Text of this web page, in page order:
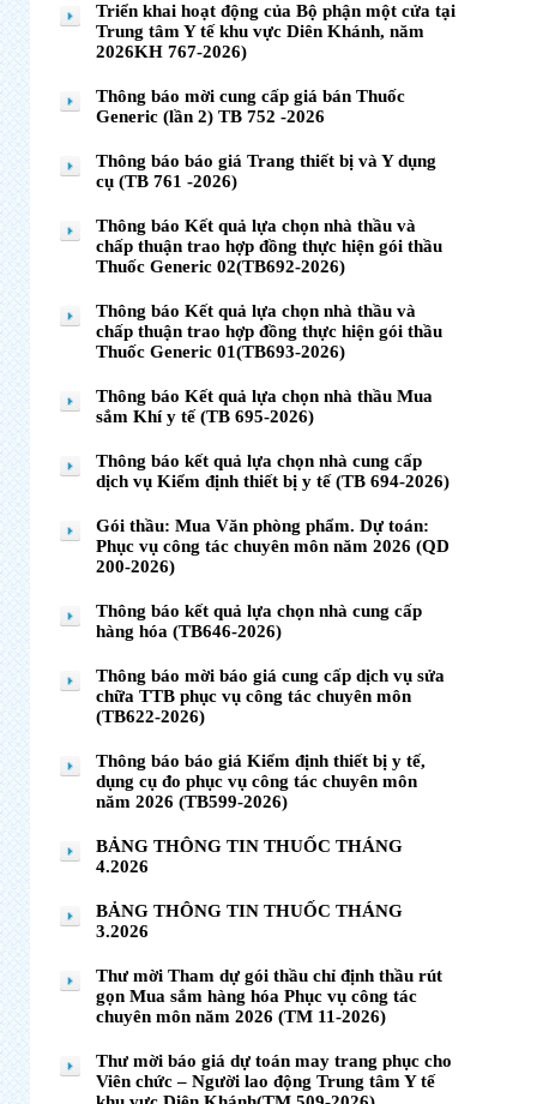
Triển khai hoạt động của Bộ phận một cửa tại
Trung tâm Y tế khu vực Diên Khánh, năm
2026KH 767-2026)
Thông báo mời cung cấp giá bán Thuốc
Generic (lần 2) TB 752 -2026
Thông báo báo giá Trang thiết bị và Y dụng
cụ (TB 761 -2026)
Thông báo Kết quả lựa chọn nhà thầu và
chấp thuận trao hợp đồng thực hiện gói thầu
Thuốc Generic 02(TB692-2026)
Thông báo Kết quả lựa chọn nhà thầu và
chấp thuận trao hợp đồng thực hiện gói thầu
Thuốc Generic 01(TB693-2026)
Thông báo Kết quả lựa chọn nhà thầu Mua
sắm Khí y tế (TB 695-2026)
Thông báo kết quả lựa chọn nhà cung cấp
dịch vụ Kiểm định thiết bị y tế (TB 694-2026)
Gói thầu: Mua Văn phòng phẩm. Dự toán:
Phục vụ công tác chuyên môn năm 2026 (QD
200-2026)
Thông báo kết quả lựa chọn nhà cung cấp
hàng hóa (TB646-2026)
Thông báo mời báo giá cung cấp dịch vụ sửa
chữa TTB phục vụ công tác chuyên môn
(TB622-2026)
Thông báo báo giá Kiểm định thiết bị y tế,
dụng cụ đo phục vụ công tác chuyên môn
năm 2026 (TB599-2026)
BẢNG THÔNG TIN THUỐC THÁNG
4.2026
BẢNG THÔNG TIN THUỐC THÁNG
3.2026
Thư mời Tham dự gói thầu chỉ định thầu rút
gọn Mua sắm hàng hóa Phục vụ công tác
chuyên môn năm 2026 (TM 11-2026)
Thư mời báo giá dự toán may trang phục cho
Viên chức – Người lao động Trung tâm Y tế